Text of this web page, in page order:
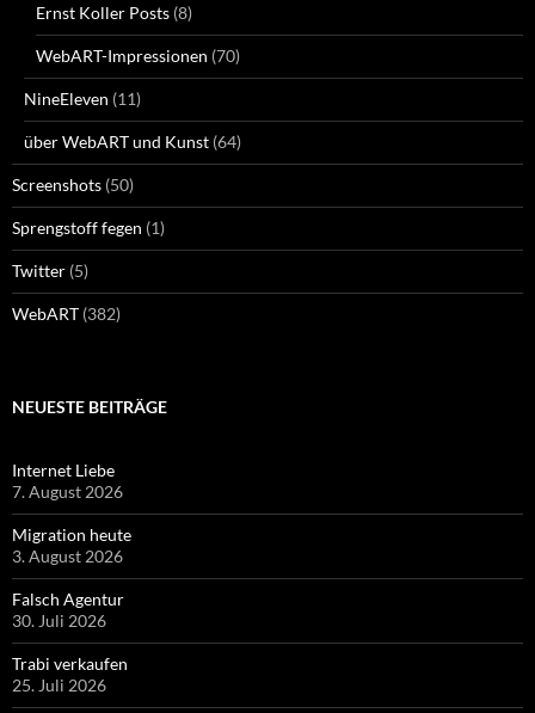
Ernst Koller Posts (8)
WebART-Impressionen (70)
NineEleven (11)
über WebART und Kunst (64)
Screenshots (50)
Sprengstoff fegen (1)
Twitter (5)
WebART (382)
NEUESTE BEITRÄGE
Internet Liebe
7. August 2026
Migration heute
3. August 2026
Falsch Agentur
30. Juli 2026
Trabi verkaufen
25. Juli 2026